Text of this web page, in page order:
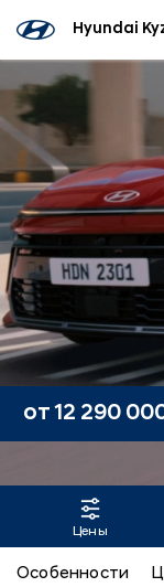
Hyundai
SONATA
от 12 290
Цены
Особенности